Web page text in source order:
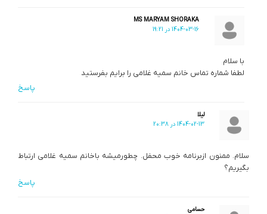
MS MARYAM SHORAKA
1404-03-16 در 19:21
با سلام
لطفا شماره تماس خانم سمیه غلامی را برایم بفرستید
پاسخ
لیلا
1404-02-13 در 20:38
سلام. ممنون ازبرنامه خوب محفل. چطورمیشه باخانم سمیه غلامی ارتباط
بگیریم؟
پاسخ
حسامی